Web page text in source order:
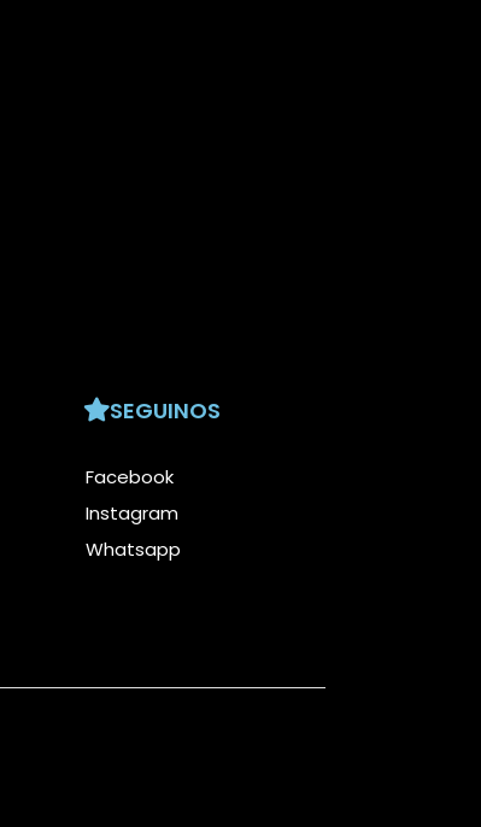
SEGUINOS
Facebook
Instagram
Whatsapp